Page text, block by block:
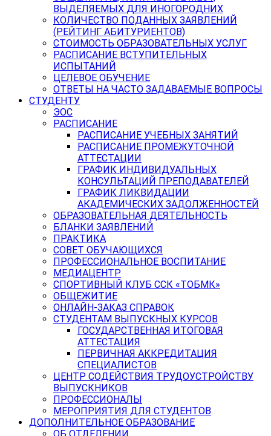
ВЫДЕЛЯЕМЫХ ДЛЯ ИНОГОРОДНИХ
КОЛИЧЕСТВО ПОДАННЫХ ЗАЯВЛЕНИЙ
(РЕЙТИНГ АБИТУРИЕНТОВ)
СТОИМОСТЬ ОБРАЗОВАТЕЛЬНЫХ УСЛУГ
РАСПИСАНИЕ ВСТУПИТЕЛЬНЫХ
ИСПЫТАНИЙ
ЦЕЛЕВОЕ ОБУЧЕНИЕ
ОТВЕТЫ НА ЧАСТО ЗАДАВАЕМЫЕ ВОПРОСЫ
СТУДЕНТУ
ЭОС
РАСПИСАНИЕ
РАСПИСАНИЕ УЧЕБНЫХ ЗАНЯТИЙ
РАСПИСАНИЕ ПРОМЕЖУТОЧНОЙ
АТТЕСТАЦИИ
ГРАФИК ИНДИВИДУАЛЬНЫХ
КОНСУЛЬТАЦИЙ ПРЕПОДАВАТЕЛЕЙ
ГРАФИК ЛИКВИДАЦИИ
АКАДЕМИЧЕСКИХ ЗАДОЛЖЕННОСТЕЙ
ОБРАЗОВАТЕЛЬНАЯ ДЕЯТЕЛЬНОСТЬ
БЛАНКИ ЗАЯВЛЕНИЙ
ПРАКТИКА
СОВЕТ ОБУЧАЮЩИХСЯ
ПРОФЕССИОНАЛЬНОЕ ВОСПИТАНИЕ
МЕДИАЦЕНТР
СПОРТИВНЫЙ КЛУБ ССК «ТОБМК»
ОБЩЕЖИТИЕ
ОНЛАЙН-ЗАКАЗ СПРАВОК
СТУДЕНТАМ ВЫПУСКНЫХ КУРСОВ
ГОСУДАРСТВЕННАЯ ИТОГОВАЯ
АТТЕСТАЦИЯ
ПЕРВИЧНАЯ АККРЕДИТАЦИЯ
СПЕЦИАЛИСТОВ
ЦЕНТР СОДЕЙСТВИЯ ТРУДОУСТРОЙСТВУ
ВЫПУСКНИКОВ
ПРОФЕССИОНАЛЫ
МЕРОПРИЯТИЯ ДЛЯ СТУДЕНТОВ
ДОПОЛНИТЕЛЬНОЕ ОБРАЗОВАНИЕ